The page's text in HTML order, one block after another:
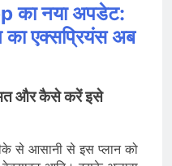
का नया अपडेट:
का एक्सप्रियंस अब
और कैसे करें इसे
से आसानी से इस प्लान को